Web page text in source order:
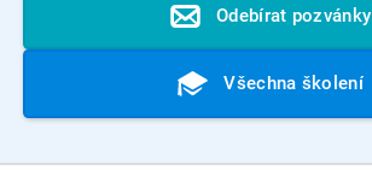
Odebírat pozvánky
Všechna školení